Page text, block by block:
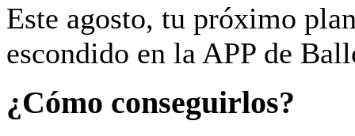
Este agosto, tu próximo
escondido en la APP de
¿Cómo conseguirlos?